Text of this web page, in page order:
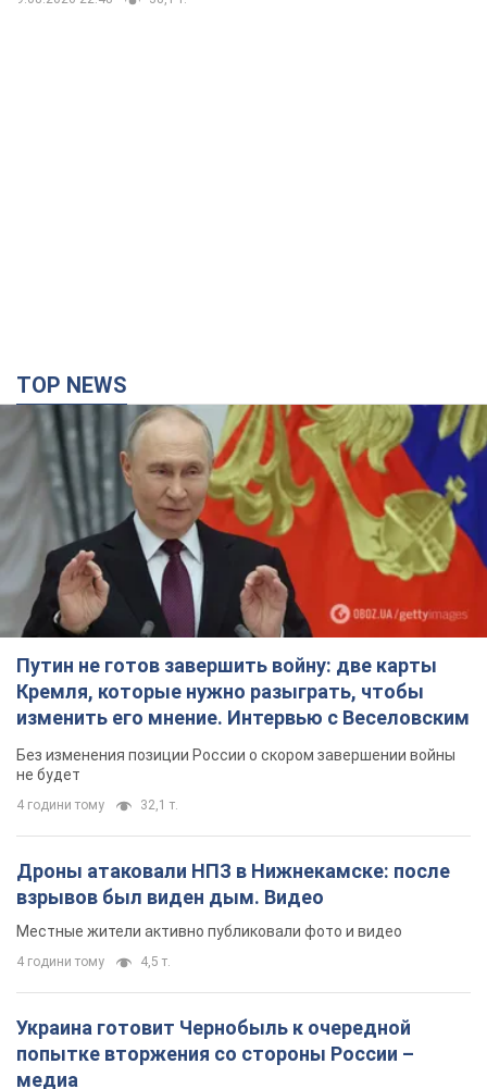
TOP NEWS
Путин не готов завершить войну: две карты
Кремля, которые нужно разыграть, чтобы
изменить его мнение. Интервью с Веселовским
Без изменения позиции России о скором завершении войны
не будет
4 години тому 32,1 т.
Дроны атаковали НПЗ в Нижнекамске: после
взрывов был виден дым. Видео
Местные жители активно публиковали фото и видео
4 години тому 4,5 т.
Украина готовит Чернобыль к очередной
попытке вторжения со стороны России –
медиа